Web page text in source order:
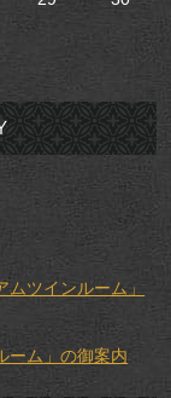
ツインルーム」
ーム」の御案内